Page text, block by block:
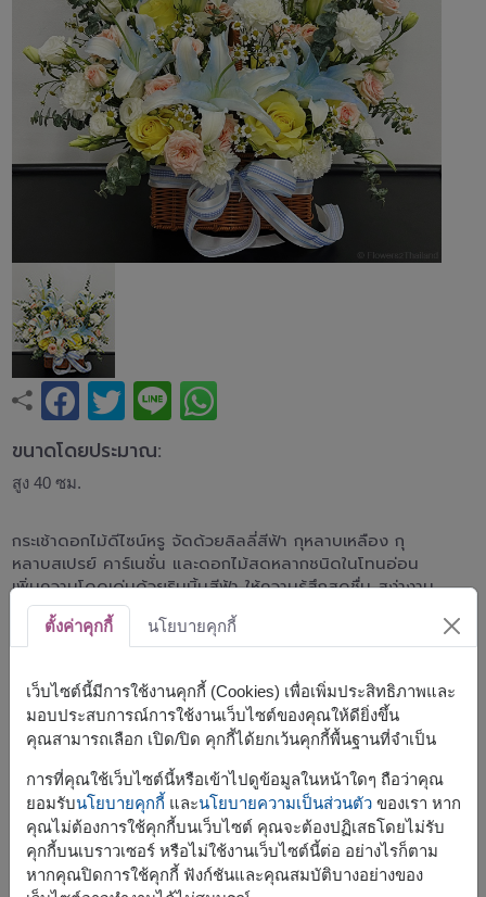
ขนาดโดยประมาณ:
สูง 40 ซม.
กระเช้าดอกไม้ดีไซน์หรู จัดด้วยลิลลี่สีฟ้า กุหลาบเหลือง กุ
หลาบสเปรย์ คาร์เนชั่น และดอกไม้สดหลากชนิดในโทนอ่อน
เพิ่มความโดดเด่นด้วยริบบิ้นสีฟ้า ให้ความรู้สึกสดชื่น สง่างาม
และอบอุ่น เหมาะสำหรับแสดงความยินดี เปิดกิจการใหม่ หรือ
ส่งกำลังใจ
สีที่ใช้แต่งดอกลิลลี่ เป็นสีสเปรย์สำหรับดอกไม้โดยเฉพาะ
สินค้าแบบที่ใกล้เคียงกัน ได้แก่FLV723,FLV500,FLV717
จัดส่งได้เร็วสุดพรุ่งนี้
แต่สามารถกำหนดวันได้
ตั้งค่าคุกกี้ นโยบายคุกกี้
เว็บไซต์นี้มีการใช้งานคุกกี้ (Cookies) เพื่อเพิ่มประสิทธิภาพและ
มอบประสบการณ์การใช้งานเว็บไซต์ของคุณให้ดียิ่งขึ้น
คุณสามารถเลือก เปิด/ปิด คุกกี้ได้ยกเว้นคุกกี้พื้นฐานที่จำเป็น
การที่คุณใช้เว็บไซต์นี้หรือเข้าไปดูข้อมูลในหน้าใดๆ ถือว่าคุณ
ยอมรับนโยบายคุกกี้ และนโยบายความเป็นส่วนตัวของเรา หาก
คุณไม่ต้องการใช้คุกกี้บนเว็บไซต์ คุณจะต้องปฏิเสธโดยไม่รับ
คุกกี้บนเบราวเซอร์ หรือไม่ใช้งานเว็บไซต์นี้ต่อ อย่างไรก็ตาม
หากคุณปิดการใช้คุกกี้ ฟังก์ชันและคุณสมบัติบางอย่างของ